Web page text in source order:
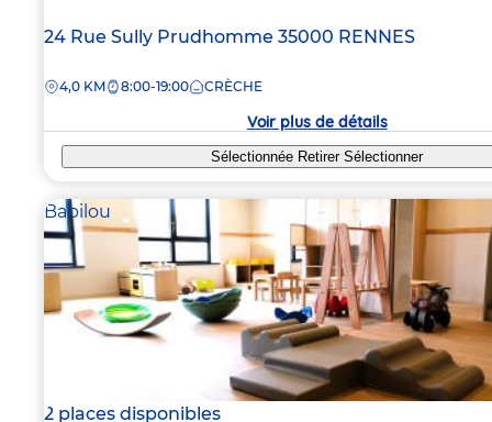
Adresse
la
24 Rue Sully Prudhomme 35000 RENNES
DISTANCE
4,0 KM 8:00-19:00 CRÈCHE
Voir plus de détails
Sélectionnée RetirerSélectionner
Babilou
2 places disponibles